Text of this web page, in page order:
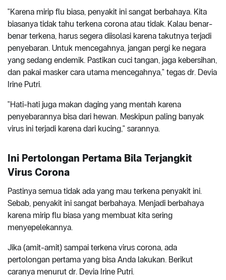
"Karena mirip flu biasa, penyakit ini sangat berbahaya. Kita
biasanya tidak tahu terkena corona atau tidak. Kalau benar-
benar terkena, harus segera diisolasi karena takutnya terjadi
penyebaran. Untuk mencegahnya, jangan pergi ke negara
yang sedang endemik. Pastikan cuci tangan, jaga kebersihan,
dan pakai masker cara utama mencegahnya," tegas dr. Devia
Irine Putri.
"Hati-hati juga makan daging yang mentah karena
penyebarannya bisa dari hewan. Meskipun paling banyak
virus ini terjadi karena dari kucing," sarannya.
Ini Pertolongan Pertama Bila Terjangkit
Virus Corona
Pastinya semua tidak ada yang mau terkena penyakit ini.
Sebab, penyakit ini sangat berbahaya. Menjadi berbahaya
karena mirip flu biasa yang membuat kita sering
menyepelekannya.
Jika (amit-amit) sampai terkena virus corona, ada
pertolongan pertama yang bisa Anda lakukan. Berikut
caranya menurut dr. Devia Irine Putri.